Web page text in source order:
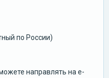
по России)
направлять на e-